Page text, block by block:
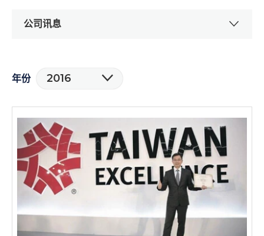
公司讯息
年份 2016